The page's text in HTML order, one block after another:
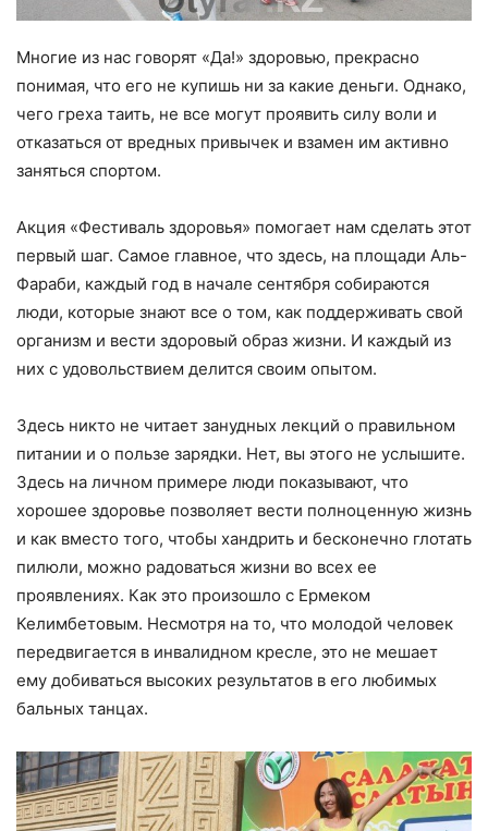
Многие из нас говорят «Да!» здоровью, прекрасно
понимая, что его не купишь ни за какие деньги. Однако,
чего греха таить, не все могут проявить силу воли и
отказаться от вредных привычек и взамен им активно
заняться спортом.
Акция «Фестиваль здоровья» помогает нам сделать этот
первый шаг. Самое главное, что здесь, на площади Аль-
Фараби, каждый год в начале сентября собираются
люди, которые знают все о том, как поддерживать свой
организм и вести здоровый образ жизни. И каждый из
них с удовольствием делится своим опытом.
Здесь никто не читает занудных лекций о правильном
питании и о пользе зарядки. Нет, вы этого не услышите.
Здесь на личном примере люди показывают, что
хорошее здоровье позволяет вести полноценную жизнь
и как вместо того, чтобы хандрить и бесконечно глотать
пилюли, можно радоваться жизни во всех ее
проявлениях. Как это произошло с Ермеком
Келимбетовым. Несмотря на то, что молодой человек
передвигается в инвалидном кресле, это не мешает
ему добиваться высоких результатов в его любимых
бальных танцах.